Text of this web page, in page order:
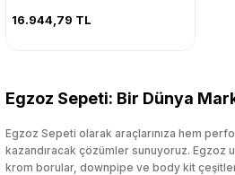
16.944,79 TL
Egzoz Sepeti: Bir Dünya
Egzoz Sepeti olarak araçlarınıza hem
kazandıracak çözümler sunuyoruz. Egzoz
krom borular, downpipe ve body kit